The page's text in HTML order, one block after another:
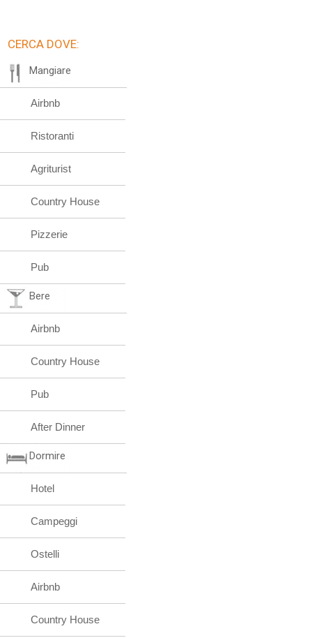
CERCA DOVE:
Mangiare
Airbnb
Ristoranti
Agriturist
Country House
Pizzerie
Pub
Bere
Airbnb
Country House
Pub
After Dinner
Dormire
Hotel
Campeggi
Ostelli
Airbnb
Country House